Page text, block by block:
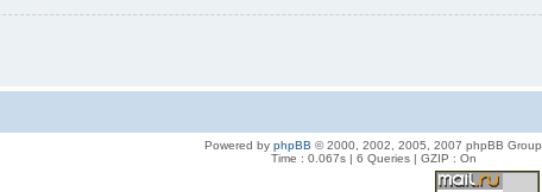
Powered by phpBB © 2000, 2002, 2005, 2007 phpBB Group
Time : 0.067s | 6 Queries | GZIP : On